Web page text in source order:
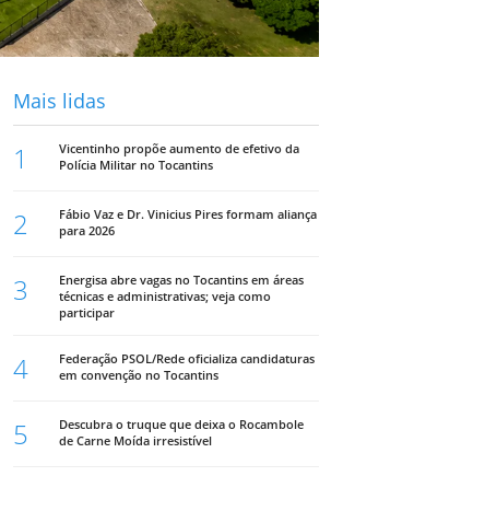
Mais lidas
1
Vicentinho propõe aumento de efetivo da
Polícia Militar no Tocantins
2
Fábio Vaz e Dr. Vinicius Pires formam aliança
para 2026
3
Energisa abre vagas no Tocantins em áreas
técnicas e administrativas; veja como
participar
4
Federação PSOL/Rede oficializa candidaturas
em convenção no Tocantins
5
Descubra o truque que deixa o Rocambole
de Carne Moída irresistível